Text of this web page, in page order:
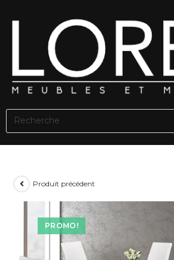
PROMO!
Produit précédent